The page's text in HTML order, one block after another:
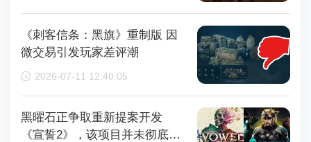
《刺客信条：黑旗》重制版 因
微交易引发玩家差评潮
2026-07-11 12:40:05
黑曜石正争取重新提案开发
《宣誓2》，该项目并未彻底取